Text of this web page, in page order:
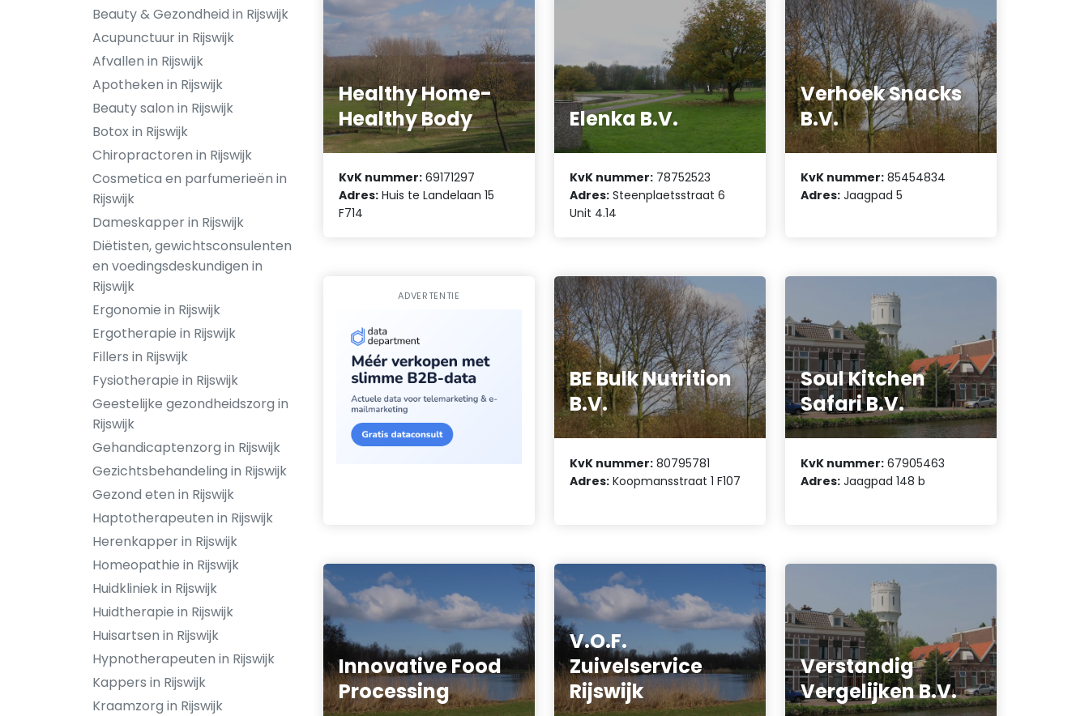
Beauty & Gezondheid in Rijswijk
Acupunctuur in Rijswijk
Afvallen in Rijswijk
Apotheken in Rijswijk
Beauty salon in Rijswijk
Botox in Rijswijk
Chiropractoren in Rijswijk
Cosmetica en parfumerieën in
Rijswijk
Dameskapper in Rijswijk
Diëtisten, gewichtsconsulenten
en voedingsdeskundigen in
Rijswijk
Ergonomie in Rijswijk
Ergotherapie in Rijswijk
Fillers in Rijswijk
Fysiotherapie in Rijswijk
Geestelijke gezondheidszorg in
Rijswijk
Gehandicaptenzorg in Rijswijk
Gezichtsbehandeling in Rijswijk
Gezond eten in Rijswijk
Haptotherapeuten in Rijswijk
Herenkapper in Rijswijk
Homeopathie in Rijswijk
Huidkliniek in Rijswijk
Huidtherapie in Rijswijk
Huisartsen in Rijswijk
Hypnotherapeuten in Rijswijk
Kappers in Rijswijk
Kraamzorg in Rijswijk
Healthy Home-
Healthy Body
KvK nummer: 69171297
Adres: Huis te Landelaan 15
F714
Elenka B.V.
KvK nummer: 78752523
Adres: Steenplaetsstraat 6
Unit 4.14
Verhoek Snacks
B.V.
KvK nummer: 85454834
Adres: Jaagpad 5
ADVERTENTIE
BE Bulk Nutrition
B.V.
KvK nummer: 80795781
Adres: Koopmansstraat 1 F107
Soul Kitchen
Safari B.V.
KvK nummer: 67905463
Adres: Jaagpad 148 b
Innovative Food
Processing
V.O.F.
Zuivelservice
Rijswijk
Verstandig
Vergelijken B.V.